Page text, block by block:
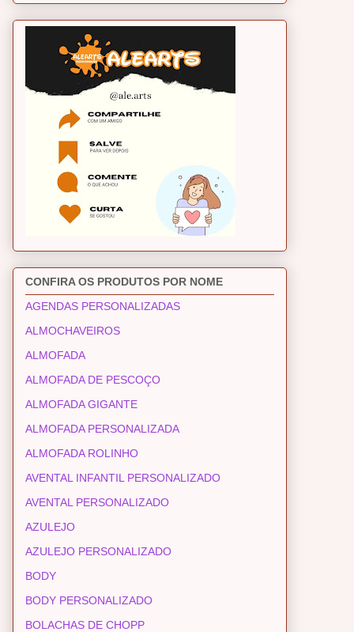
CONFIRA OS PRODUTOS POR NOME
AGENDAS PERSONALIZADAS
ALMOCHAVEIROS
ALMOFADA
ALMOFADA DE PESCOÇO
ALMOFADA GIGANTE
ALMOFADA PERSONALIZADA
ALMOFADA ROLINHO
AVENTAL INFANTIL PERSONALIZADO
AVENTAL PERSONALIZADO
AZULEJO
AZULEJO PERSONALIZADO
BODY
BODY PERSONALIZADO
BOLACHAS DE CHOPP